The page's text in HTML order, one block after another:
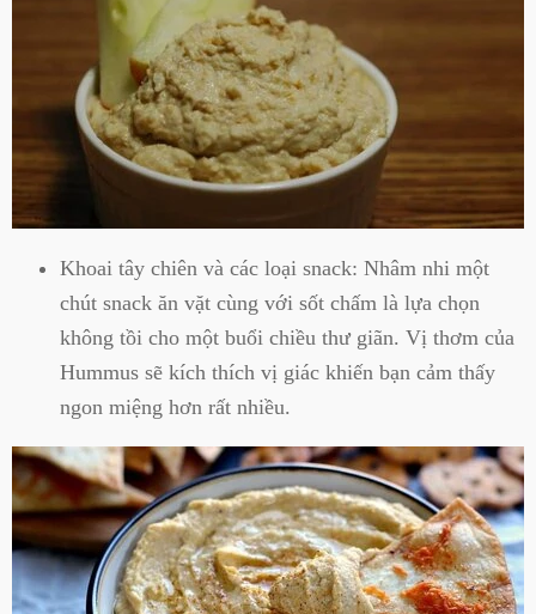
Khoai tây chiên và các loại snack: Nhâm nhi một
chút snack ăn vặt cùng với sốt chấm là lựa chọn
không tồi cho một buổi chiều thư giãn. Vị thơm của
Hummus sẽ kích thích vị giác khiến bạn cảm thấy
ngon miệng hơn rất nhiều.